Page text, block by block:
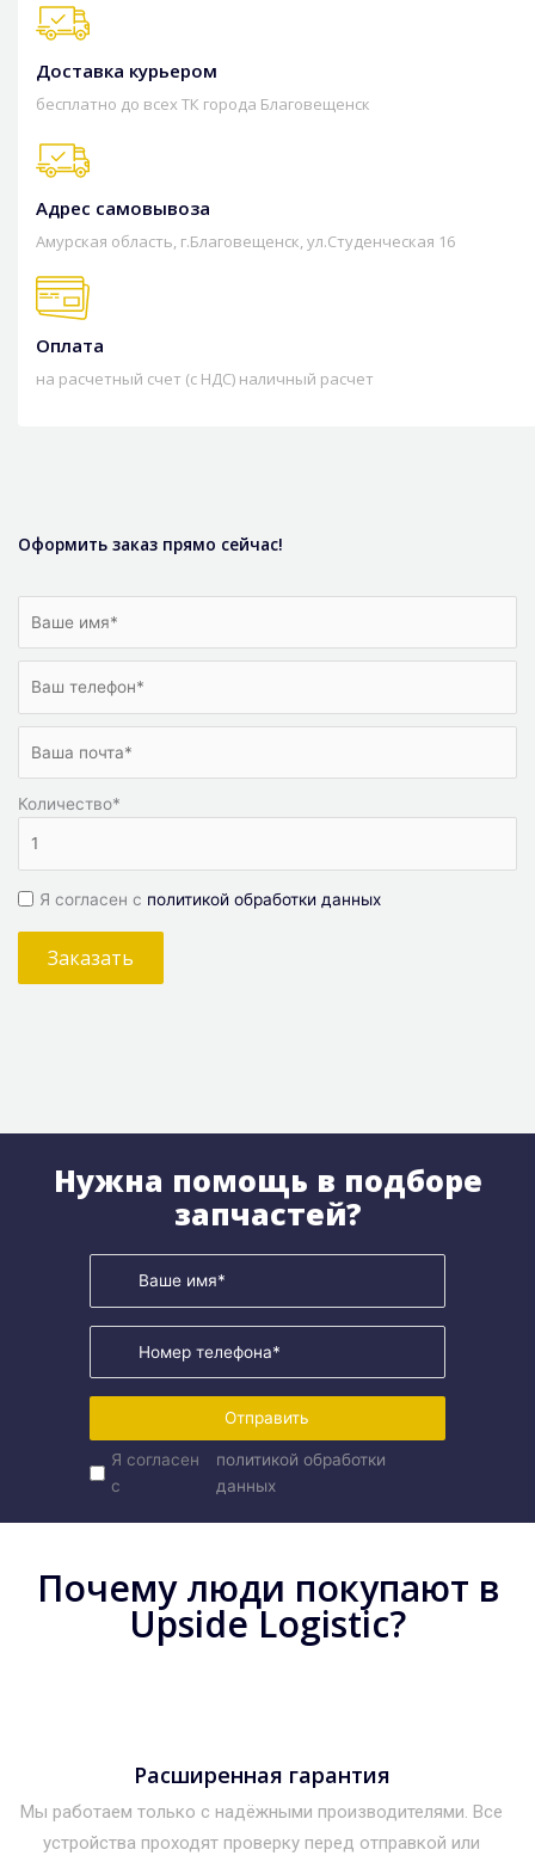
Доставка курьером
бесплатно до всех ТК города Благовещенск
Адрес самовывоза
Амурская область, г.Благовещенск, ул.Студенческая 16
Оплата
на расчетный счет (с НДС) наличный расчет
Оформить заказ прямо сейчас!
Количество*
Я согласен с политикой обработки данных
Заказать
Нужна помощь в подборе
запчастей?
Отправить
Я согласен
с
политикой обработки
данных
Почему люди покупают в
Upside Logistic?
Расширенная гарантия
Мы работаем только с надёжными производителями. Все
устройства проходят проверку перед отправкой или